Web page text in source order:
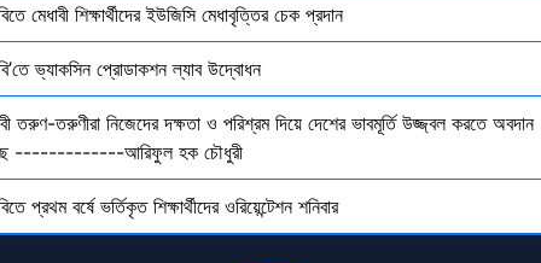
মেধাবী শিক্ষার্থীদের ইউজিসি মেধাবৃত্তির চেক প্রদান
ভ্যাকসিন প্রোডাকশন ল্যাব উদ্বোধন
তরুণ-তরুণীরা নিজেদের দক্ষতা ও পরিশ্রম দিয়ে দেশের ভাবমূর্তি উজ্জ্বল করতে অবদান
-------------আরিফুল হক চৌধুরী
প্রথম বর্ষে ভর্তিকৃত শিক্ষার্থীদের ওরিয়েন্টেশন শনিবার